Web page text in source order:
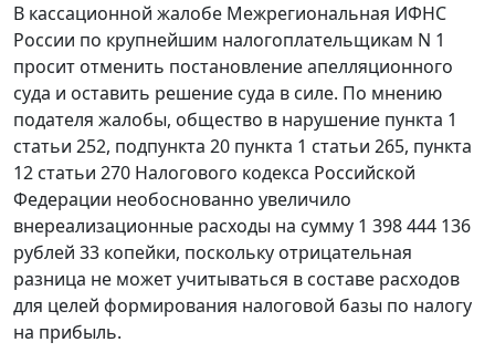
В кассационной жалобе Межрегиональная ИФНС
России по крупнейшим налогоплательщикам N 1
просит отменить постановление апелляционного
суда и оставить решение суда в силе. По мнению
подателя жалобы, общество в нарушение пункта 1
статьи 252, подпункта 20 пункта 1 статьи 265, пункта
12 статьи 270 Налогового кодекса Российской
Федерации необоснованно увеличило
внереализационные расходы на сумму 1 398 444 136
рублей 33 копейки, поскольку отрицательная
разница не может учитываться в составе расходов
для целей формирования налоговой базы по налогу
на прибыль.